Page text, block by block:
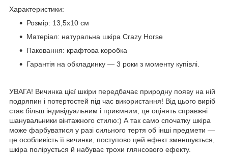
Характеристики:
Розмір: 13,5x10 см
Матеріал: натуральна шкіра Crazy Horse
Паковання: крафтова коробка
Гарантія на обкладинку — 3 роки з моменту купівлі.
УВАГА! Вичинка цієї шкіри передбачає природну появу на ній
подряпин і потертостей під час використання! Від цього виріб
стає більш індивідуальним і приємним, це оцінять справжні
шанувальники вінтажного стилю:) А так само спочатку шкіра
може фарбуватися у разі сильного тертя об інші предмети —
це особливість її вичинки, поступово цей ефект зменшується,
шкіра полірується й набуває трохи глянсового ефекту.